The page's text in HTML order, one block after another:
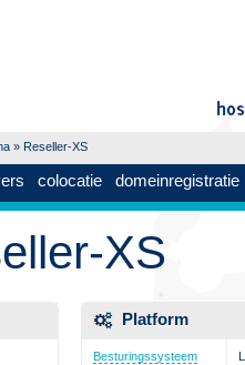
» Reseller-XS
colocatie domeinregistratie
XS
Platform
Besturingssysteem